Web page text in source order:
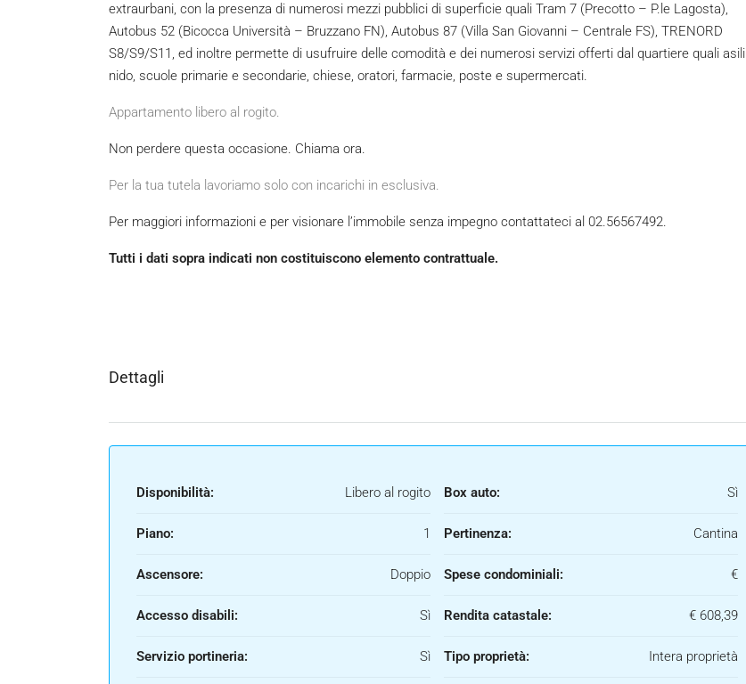
extraurbani, con la presenza di numerosi mezzi pubblici di superficie quali Tram 7 (Precotto – P.le Lagosta),
Autobus 52 (Bicocca Università – Bruzzano FN), Autobus 87 (Villa San Giovanni – Centrale FS), TRENORD
S8/S9/S11, ed inoltre permette di usufruire delle comodità e dei numerosi servizi offerti dal quartiere quali asili
nido, scuole primarie e secondarie, chiese, oratori, farmacie, poste e supermercati.
Appartamento libero al rogito.
Non perdere questa occasione. Chiama ora.
Per la tua tutela lavoriamo solo con incarichi in esclusiva.
Per maggiori informazioni e per visionare l’immobile senza impegno contattateci al 02.56567492.
Tutti i dati sopra indicati non costituiscono elemento contrattuale.
Dettagli
Disponibilità: Libero al rogito
Piano: 1
Ascensore: Doppio
Accesso disabili: Sì
Servizio portineria: Sì
Box auto: Sì
Pertinenza: Cantina
Spese condominiali: €
Rendita catastale: € 608,39
Tipo proprietà: Intera proprietà